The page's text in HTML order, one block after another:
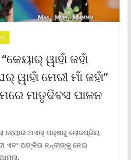
ୱାହାଁ ଜହାଁ
ୱାହାଁ ମେରୀ ମାଁ ଜହାଁ”
ମାତୃଦିବସ ପାଳନ
ହେୟାର ଅଏଲ୍ ପକ୍ଷରୁ ଲୋକପ୍ରିୟ
ଏବଂ ଅଙ୍କିତା ନନ୍ଦୀଙ୍କୁ ନେଇ